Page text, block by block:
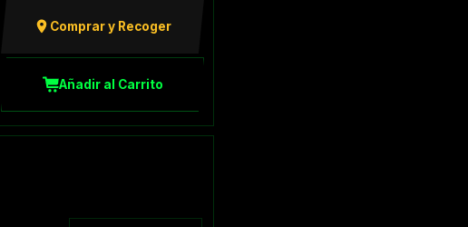
Comprar y Recoger
Añadir al Carrito